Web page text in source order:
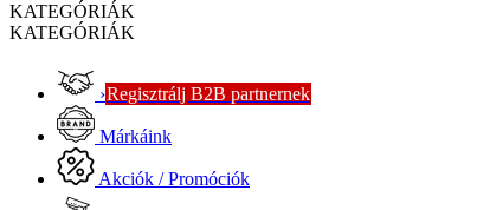
KATEGÓRIÁK
KATEGÓRIÁK
›Regisztrálj B2B partnernek
Márkáink
Akciók / Promóciók